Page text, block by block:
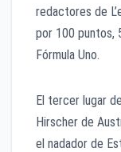
redactores de
por 100 puntos,
Fórmula Uno.
El tercer lugar
Hirscher de
el nadador de